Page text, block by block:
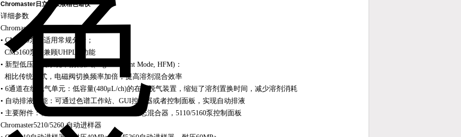
Chromaster日立高效液相色谱仪
详细参数
Chromaster5110/ 5160 泵
• CM5110泵，适用常规分析；
CM5160泵，兼顾UHPLC功能
• 新型低压梯度系统-高频模式(HighFrequent Mode, HFM)：
相比传统方式，电磁阀切换频率加倍，提高溶剂混合效率
• 6通道在线脱气单元：低容量(480μL/ch)的在线脱气装置，缩短了溶剂置换时间，减少溶剂消耗
• 自动排液功能：可通过色谱工作站、GUI控制器或者控制面板，实现自动排液
• 主要附件：柱塞清洗泵，半微量混合器，动态混合器，5110/5160泵控制面板
Chromaster5210/5260 自动进样器